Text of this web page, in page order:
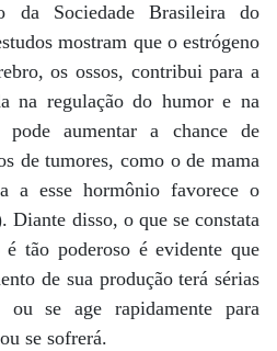
da Sociedade Brasileira do
mostram que o estrógeno
os ossos, contribui para a
na regulação do humor e na
pode aumentar a chance de
de tumores, como o de mama
a esse hormônio favorece o
Diante disso, o que se constata
tão poderoso é evidente que
de sua produção terá sérias
ou se age rapidamente para
se sofrerá.